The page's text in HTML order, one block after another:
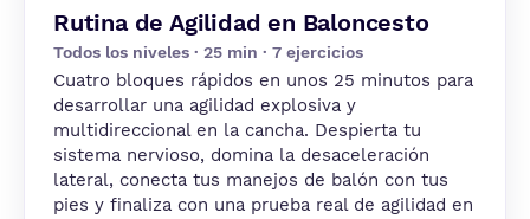
Rutina de Agilidad en Baloncesto
Todos los niveles · 25 min · 7 ejercicios
Cuatro bloques rápidos en unos 25 minutos para
desarrollar una agilidad explosiva y
multidireccional en la cancha. Despierta tu
sistema nervioso, domina la desaceleración
lateral, conecta tus manejos de balón con tus
pies y finaliza con una prueba real de agilidad en